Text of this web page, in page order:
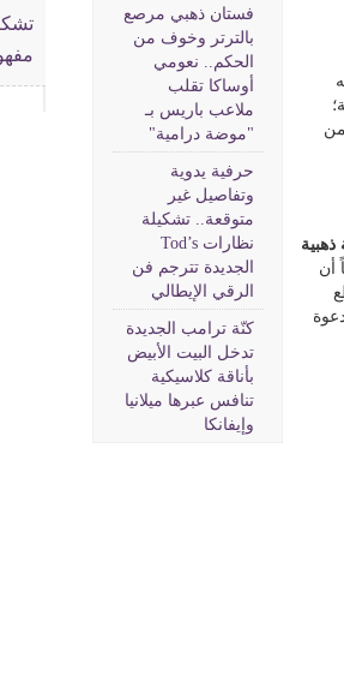
فستان ذهبي مرصع
بالترتر وخوف من
الحكم.. نعومي
أوساكا تقلب
ملاعب باريس بـ
"موضة درامية"
حرفية يدوية
وتفاصيل غير
متوقعة.. تشكيلة
نظارات Tod’s
الجديدة تترجم فن
الرقي الإيطالي
كنّة ترامب الجديدة
تدخل البيت الأبيض
بأناقة كلاسيكية
تنافس عبرها ميلانيا
وإيفانكا
أن